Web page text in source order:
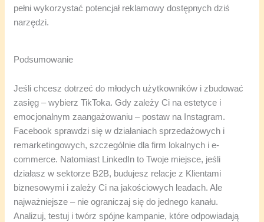
pełni wykorzystać potencjał reklamowy dostępnych dziś
narzędzi.
Podsumowanie
Jeśli chcesz dotrzeć do młodych użytkowników i zbudować
zasięg – wybierz TikToka. Gdy zależy Ci na estetyce i
emocjonalnym zaangażowaniu – postaw na Instagram.
Facebook sprawdzi się w działaniach sprzedażowych i
remarketingowych, szczególnie dla firm lokalnych i e-
commerce. Natomiast LinkedIn to Twoje miejsce, jeśli
działasz w sektorze B2B, budujesz relacje z Klientami
biznesowymi i zależy Ci na jakościowych leadach. Ale
najważniejsze – nie ograniczaj się do jednego kanału.
Analizuj, testuj i twórz spójne kampanie, które odpowiadają